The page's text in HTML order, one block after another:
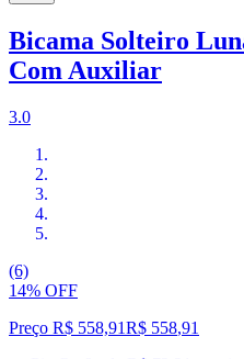
Bicama Solteiro
Com Auxiliar
3.0
(6)
14% OFF
Preço R$ 558,91R$ 558,91